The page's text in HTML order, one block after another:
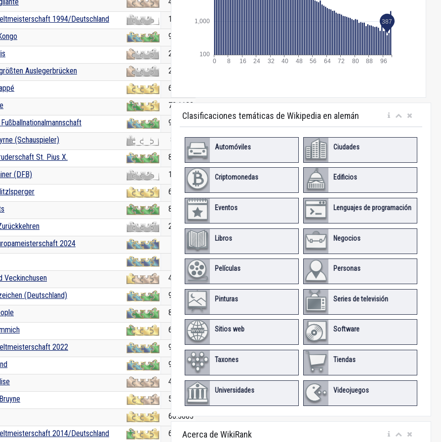
1994/Deutschland
15.2153
94.1677
26.6406
Auslegerbrücken
25.1878
61.6216
72.1132
91.1884
(Schauspieler)
8.7636
St. Pius X.
85.3333
(DFB)
19.6229
64.0947
82.2907
20.8364
2024
100.0
Veckinchusen
47.4478
(Deutschland)
93.1509
86.7399
66.9549
2022
99.2163
91.5375
40.2249
50.4443
60.5085
2014/Deutschland 65.6088
Clasificaciones temáticas de Wikipedia en alemán
Automóviles Ciudades
Criptomonedas Edificios
Eventos Lenguajes de programación
Libros Negocios
Películas Personas
Pinturas Series de televisión
Sitios web Software
Taxones Tiendas
Universidades Videojuegos
Acerca de WikiRank